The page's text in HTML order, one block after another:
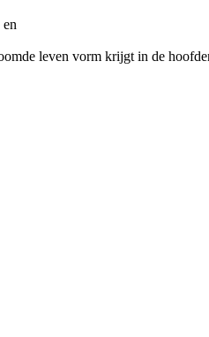
en
leven vorm krijgt in de